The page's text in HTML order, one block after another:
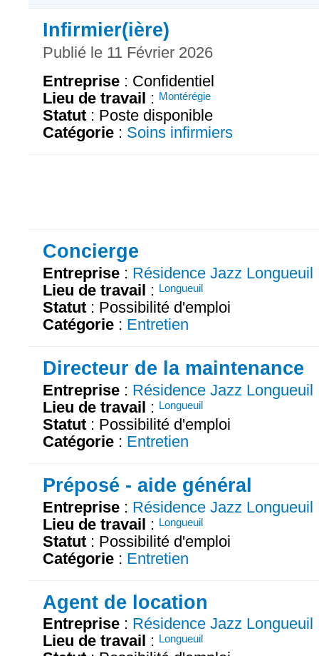
Infirmier(ière)
Publié le 11 Février 2026
Entreprise : Confidentiel
Lieu de travail : Montérégie
Statut : Poste disponible
Catégorie : Soins infirmiers
Concierge
Entreprise : Résidence Jazz Longueuil
Lieu de travail : Longueuil
Statut : Possibilité d'emploi
Catégorie : Entretien
Directeur de la maintenance
Entreprise : Résidence Jazz Longueuil
Lieu de travail : Longueuil
Statut : Possibilité d'emploi
Catégorie : Entretien
Préposé - aide général
Entreprise : Résidence Jazz Longueuil
Lieu de travail : Longueuil
Statut : Possibilité d'emploi
Catégorie : Entretien
Agent de location
Entreprise : Résidence Jazz Longueuil
Lieu de travail : Longueuil